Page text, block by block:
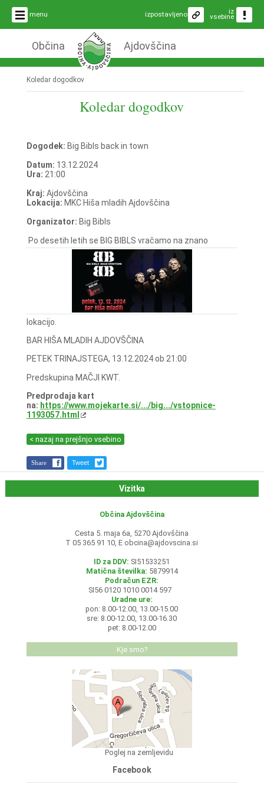
menu iz
vsebine
izpostavljeno
Občina Ajdovščina
Koledar dogodkov
Koledar dogodkov
Dogodek: Big Bibls back in town
Datum: 13.12.2024
Ura: 21:00
Kraj: Ajdovščina
Lokacija: MKC Hiša mladih Ajdovščina
Organizator: Big Bibls
Po desetih letih se BIG BIBLS vračamo na znano
lokacijo.
BAR HIŠA MLADIH AJDOVŠČINA
PETEK TRINAJSTEGA, 13.12.2024 ob 21:00
Predskupina MAČJI KWT.
Predprodaja kart
na: https://www.mojekarte.si/.../big.../vstopnice-
1193057.html
< nazaj na prejšnjo vsebino
Share Tweet
Vizitka
Občina Ajdovščina
Cesta 5. maja 6a, 5270 Ajdovščina
T 05 365 91 10, E obcina@ajdovscina.si
ID za DDV: SI51533251
Matična številka: 5879914
Podračun EZR:
SI56 0120 1010 0014 597
Uradne ure:
pon: 8.00-12.00, 13.00-15.00
sre: 8.00-12.00, 13.00-16.30
pet: 8.00-12.00
Kje smo?
Poglej na zemljevidu
Facebook